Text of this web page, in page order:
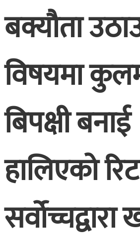
बक्यौता
विषयमा
बिपक्षी बनाई
हालिएको रिट